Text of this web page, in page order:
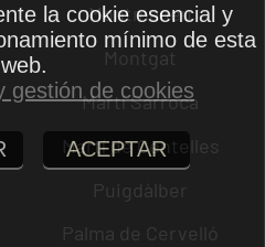
Montmaneu
Montgat
Martí Sarroca
Martí de Centelles
Puigdàlber
Palma de Cervelló
la cookie esencial y
mínimo de esta
web.
gestión de cookies
ACEPTAR